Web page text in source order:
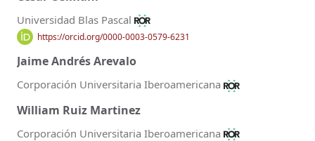
Universidad Blas Pascal
https://orcid.org/0000-0003-0579-6231
Jaime Andrés Arevalo
Corporación Universitaria Iberoamericana
William Ruiz Martinez
Corporación Universitaria Iberoamericana